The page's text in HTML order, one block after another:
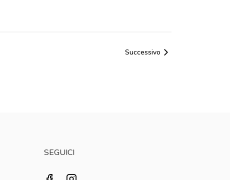
Successivo
SEGUICI